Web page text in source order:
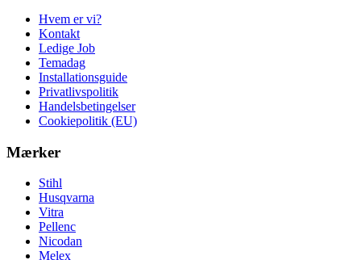
Hvem er vi?
Kontakt
Ledige Job
Temadag
Installationsguide
Privatlivspolitik
Handelsbetingelser
Cookiepolitik (EU)
Mærker
Stihl
Husqvarna
Vitra
Pellenc
Nicodan
Melex